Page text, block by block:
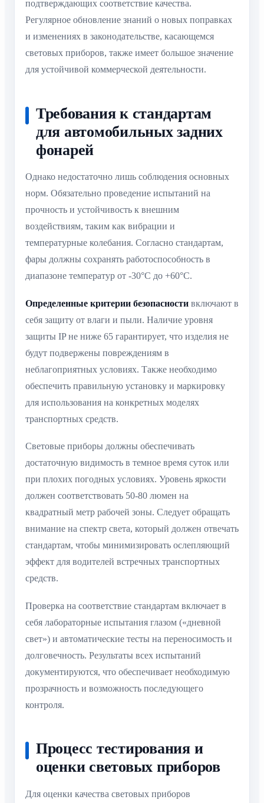
подтверждающих соответствие качества.
Регулярное обновление знаний о новых поправках
и изменениях в законодательстве, касающемся
световых приборов, также имеет большое значение
для устойчивой коммерческой деятельности.
Требования к стандартам
для автомобильных задних
фонарей
Однако недостаточно лишь соблюдения основных
норм. Обязательно проведение испытаний на
прочность и устойчивость к внешним
воздействиям, таким как вибрации и
температурные колебания. Согласно стандартам,
фары должны сохранять работоспособность в
диапазоне температур от -30°C до +60°C.
Определенные критерии безопасности включают в
себя защиту от влаги и пыли. Наличие уровня
защиты IP не ниже 65 гарантирует, что изделия не
будут подвержены повреждениям в
неблагоприятных условиях. Также необходимо
обеспечить правильную установку и маркировку
для использования на конкретных моделях
транспортных средств.
Световые приборы должны обеспечивать
достаточную видимость в темное время суток или
при плохих погодных условиях. Уровень яркости
должен соответствовать 50-80 люмен на
квадратный метр рабочей зоны. Следует обращать
внимание на спектр света, который должен отвечать
стандартам, чтобы минимизировать ослепляющий
эффект для водителей встречных транспортных
средств.
Проверка на соответствие стандартам включает в
себя лабораторные испытания глазом («дневной
свет») и автоматические тесты на переносимость и
долговечность. Результаты всех испытаний
документируются, что обеспечивает необходимую
прозрачность и возможность последующего
контроля.
Процесс тестирования и
оценки световых приборов
Для оценки качества световых приборов